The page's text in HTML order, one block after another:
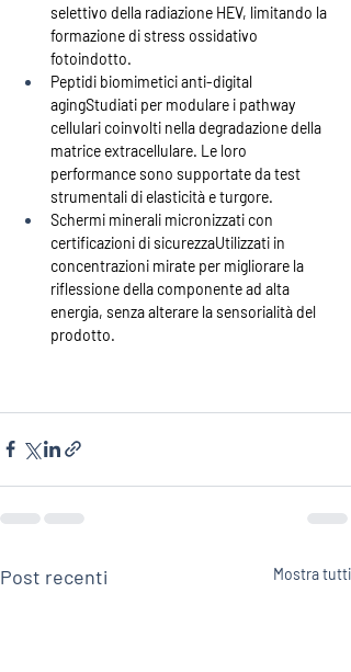
selettivo della radiazione HEV, limitando la
formazione di stress ossidativo
fotoindotto.
Peptidi biomimetici anti-digital
agingStudiati per modulare i pathway
cellulari coinvolti nella degradazione della
matrice extracellulare. Le loro
performance sono supportate da test
strumentali di elasticità e turgore.
Schermi minerali micronizzati con
certificazioni di sicurezzaUtilizzati in
concentrazioni mirate per migliorare la
riflessione della componente ad alta
energia, senza alterare la sensorialità del
prodotto.
Post recenti Mostra tutti